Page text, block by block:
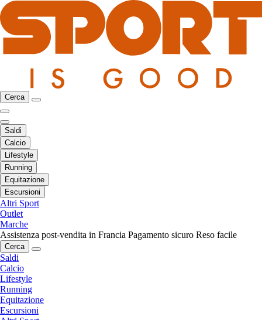
Cerca
Saldi
Calcio
Lifestyle
Running
Equitazione
Escursioni
Altri Sport
Outlet
Marche
Assistenza post-vendita in Francia Pagamento sicuro Reso facile
Cerca
Saldi
Calcio
Lifestyle
Running
Equitazione
Escursioni